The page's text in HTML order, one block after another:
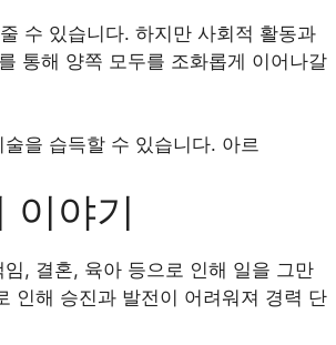
수 있습니다. 하지만 사회적 활동과
통해 양쪽 모두를 조화롭게 이어나갈
을 습득할 수 있습니다. 아르
이야기
, 결혼, 육아 등으로 인해 일을 그만
인해 승진과 발전이 어려워져 경력 단